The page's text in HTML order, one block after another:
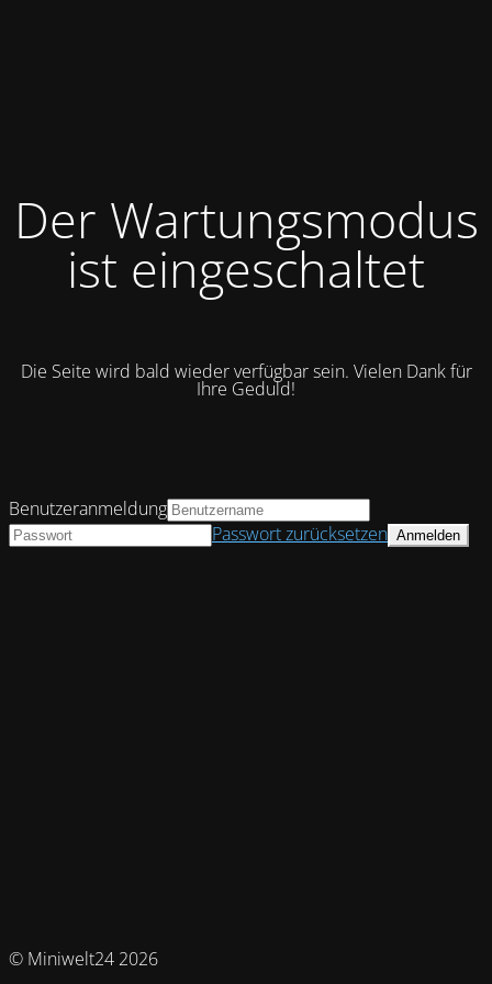
Der Wartungsmodus
ist eingeschaltet
Die Seite wird bald wieder verfügbar sein. Vielen Dank für
Ihre Geduld!
© Miniwelt24 2026
Benutzeranmeldung
Passwort zurücksetzen